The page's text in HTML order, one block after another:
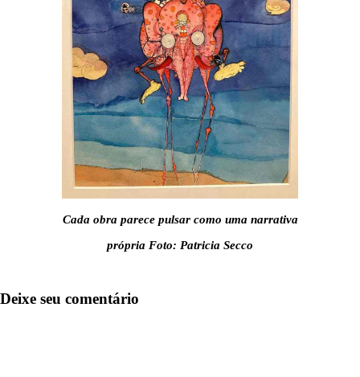
Cada obra parece pulsar como uma narrativa
própria Foto: Patricia Secco
Deixe seu comentário